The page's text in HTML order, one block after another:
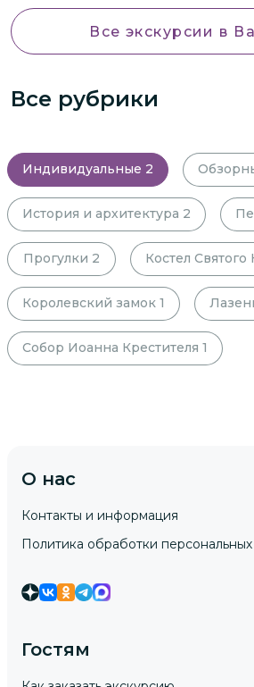
Все экскурсии в
Все рубрики
Индивидуальные 2
История и архитектура 2
Прогулки 2 Костел Святого
Королевский замок 1
Собор Иоанна Крестителя 1
О нас
Контакты и информация
Политика обработки
Гостям